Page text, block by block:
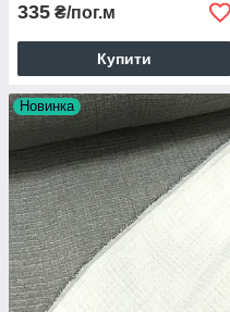
335 ₴/пог.м
Купити
Новинка